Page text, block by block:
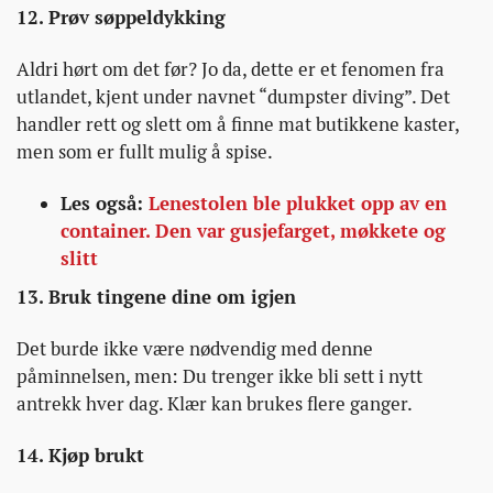
12. Prøv søppeldykking
Aldri hørt om det før? Jo da, dette er et fenomen fra
utlandet, kjent under navnet “dumpster diving”. Det
handler rett og slett om å finne mat butikkene kaster,
men som er fullt mulig å spise.
Les også: Lenestolen ble plukket opp av en
container. Den var gusjefarget, møkkete og
slitt
13. Bruk tingene dine om igjen
Det burde ikke være nødvendig med denne
påminnelsen, men: Du trenger ikke bli sett i nytt
antrekk hver dag. Klær kan brukes flere ganger.
14. Kjøp brukt